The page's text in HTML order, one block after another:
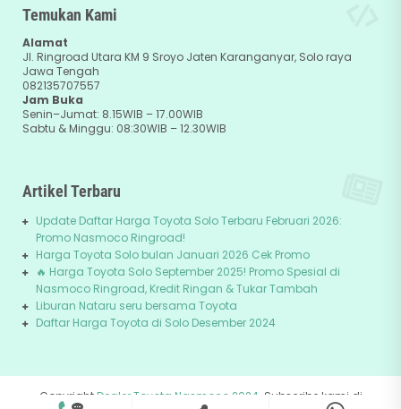
082135707557 +62-81229745678
Temukan Kami
Alamat
Jl. Ringroad Utara KM 9 Sroyo Jaten Karanganyar, Solo raya
Jawa Tengah
082135707557
Jam Buka
Senin–Jumat: 8.15WIB – 17.00WIB
Sabtu & Minggu: 08:30WIB – 12.30WIB
Artikel Terbaru
Update Daftar Harga Toyota Solo Terbaru Februari 2026:
Promo Nasmoco Ringroad!
Harga Toyota Solo bulan Januari 2026 Cek Promo
🔥 Harga Toyota Solo September 2025! Promo Spesial di
Nasmoco Ringroad, Kredit Ringan & Tukar Tambah
Liburan Nataru seru bersama Toyota
Daftar Harga Toyota di Solo Desember 2024
CopyrightDealer Toyota Nasmoco 2024 . Subscribe kami di